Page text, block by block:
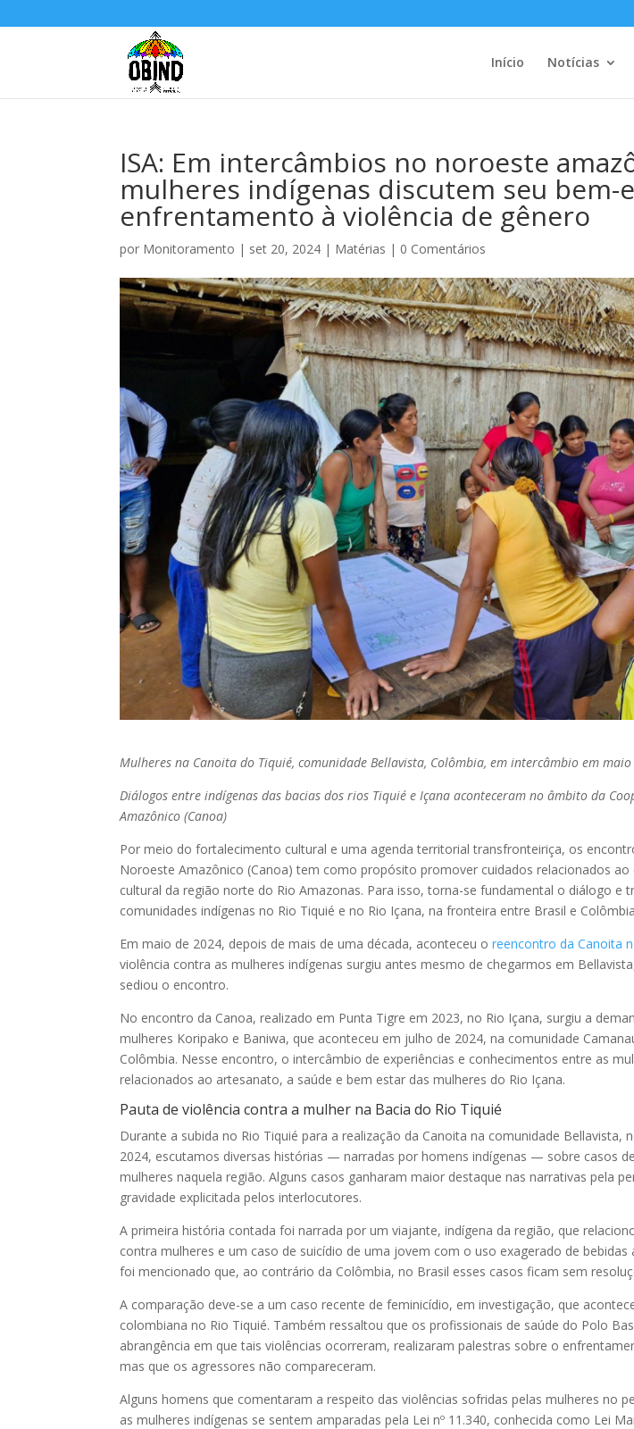
Início Notícias
ISA: Em intercâmbios no noroeste
mulheres indígenas discutem seu bem-
enfrentamento à violência de gênero
por Monitoramento | set 20, 2024 | Matérias | 0 Comentários
Mulheres na Canoita do Tiquié, comunidade Bellavista, Colômbia, em intercâmbio em
Diálogos entre indígenas das bacias dos rios Tiquié e Içana aconteceram no âmbito da
Amazônico (Canoa)
Por meio do fortalecimento cultural e uma agenda territorial transfronteiriça, os
Noroeste Amazônico (Canoa) tem como propósito promover cuidados relacionados ao
cultural da região norte do Rio Amazonas. Para isso, torna-se fundamental o diálogo e
comunidades indígenas no Rio Tiquié e no Rio Içana, na fronteira entre Brasil e
Em maio de 2024, depois de mais de uma década, aconteceu oreencontro da Canoita
violência contra as mulheres indígenas surgiu antes mesmo de chegarmos em
sediou o encontro.
No encontro da Canoa, realizado em Punta Tigre em 2023, no Rio Içana, surgiu a
mulheres Koripako e Baniwa, que aconteceu em julho de 2024, na comunidade
Colômbia. Nesse encontro, o intercâmbio de experiências e conhecimentos entre as
relacionados ao artesanato, a saúde e bem estar das mulheres do Rio Içana.
Pauta de violência contra a mulher na Bacia do Rio Tiquié
Durante a subida no Rio Tiquié para a realização da Canoita na comunidade Bellavista,
2024, escutamos diversas histórias — narradas por homens indígenas — sobre casos
mulheres naquela região. Alguns casos ganharam maior destaque nas narrativas pela
gravidade explicitada pelos interlocutores.
A primeira história contada foi narrada por um viajante, indígena da região, que
contra mulheres e um caso de suicídio de uma jovem com o uso exagerado de bebidas
foi mencionado que, ao contrário da Colômbia, no Brasil esses casos ficam sem
A comparação deve-se a um caso recente de feminicídio, em investigação, que
colombiana no Rio Tiquié. Também ressaltou que os profissionais de saúde do Polo
abrangência em que tais violências ocorreram, realizaram palestras sobre o
mas que os agressores não compareceram.
Alguns homens que comentaram a respeito das violências sofridas pelas mulheres no
as mulheres indígenas se sentem amparadas pela Lei nº 11.340, conhecida como Lei